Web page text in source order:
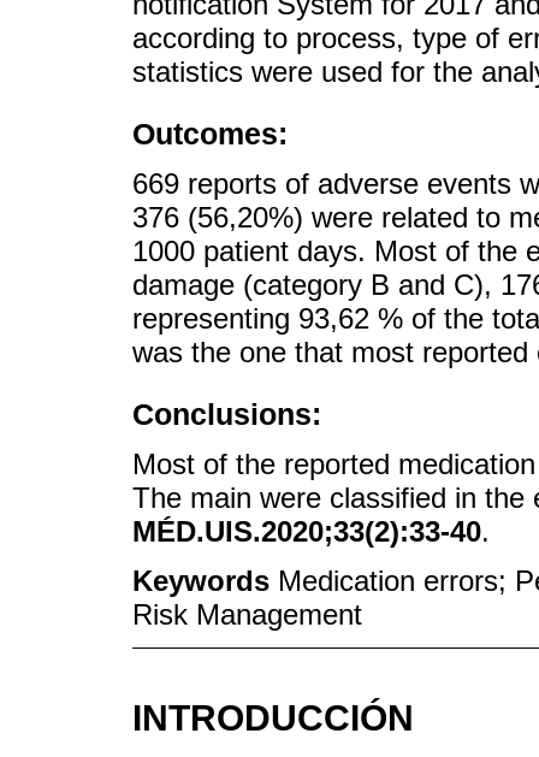
according to process, type of
statistics were used for the
Outcomes:
669 reports of adverse events
376 (56,20%) were related to
1000 patient days. Most of the
damage (category B and C),
representing 93,62 % of the
was the one that most reported
Conclusions:
Most of the reported
The main were classified in the
MÉD.UIS.2020;33(2):33-40.
Keywords Medication errors;
Risk Management
INTRODUCCIÓN